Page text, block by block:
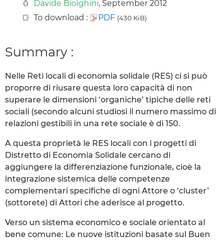
Davide Biolghini, September 2012
To download :
PDF (430 KiB)
Summary :
Nelle Reti locali di economia solidale (RES) ci si può
proporre di riusare questa loro capacità di non
superare le dimensioni ‘organiche’ tipiche delle reti
sociali (secondo alcuni studiosi il numero massimo di
relazioni gestibili in una rete sociale è di 150.
A questa proprietà le RES locali con i progetti di
Distretto di Economia Solidale cercano di
aggiungere la differenziazione funzionale, cioè la
integrazione sistemica delle competenze
complementari specifiche di ogni Attore o ‘cluster’
(sottorete) di Attori che aderisce al progetto.
Verso un sistema economico e sociale orientato al
bene comune: Le nuove istituzioni basate sul Buen